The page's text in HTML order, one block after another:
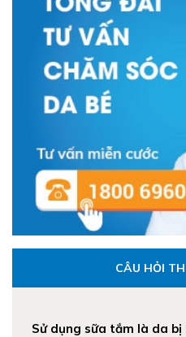
CÂU HỎI
Sử dụng sữa tắm là da bị